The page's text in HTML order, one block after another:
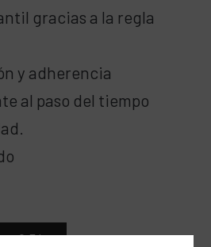
gracias a la regla
y adherencia
al paso del tiempo
0,5 L